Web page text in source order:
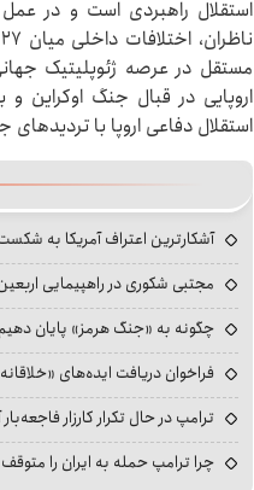
استقلال راهبردی است و در
مستقل در عرصه ژئوپلیتیک
اروپایی در قبال جنگ اوکراین
استقلال دفاعی اروپا با
آشکارترین اعتراف آمریکا به شکست
مجتبی شکوری در راهپیمایی
چگونه به «جنگ هرمز» پایان
فراخوان دریافت ایده‌های
ترامپ در حال تکرار کارزار
چرا ترامپ حمله به ایران را